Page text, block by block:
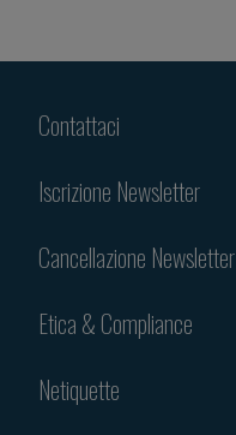
Contattaci
Iscrizione Newsletter
Cancellazione Newsletter
Etica & Compliance
Netiquette